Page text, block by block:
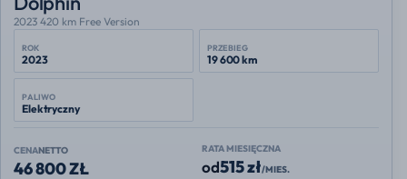
2023 420 km Free Version
ROK
2023
PRZEBIEG
19 600 km
PALIWO
Elektryczny
CENANETTO
46 800 ZŁ
RATA MIESIĘCZNA
od515 zł/MIES.